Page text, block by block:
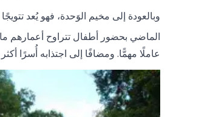
وبالعودة إلى مخيم الوَحدة، فهو يُعد
الماضي بحضور أطفال تتراوح أعمارهم
عاملًا مهمًّا. ومضافًا إلى اجتذابه أُسرًا